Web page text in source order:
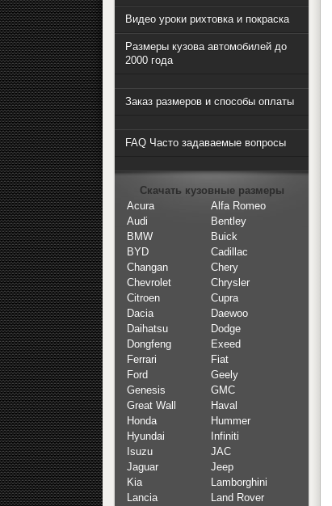
Видео уроки рихтовка и покраска
Размеры кузова автомобилей до
2000 года
Заказ размеров и способы оплаты
FAQ Часто задаваемые вопросы
Скачать кузовные размеры
Acura
Alfa Romeo
Audi
Bentley
BMW
Buick
BYD
Cadillac
Changan
Chery
Chevrolet
Chrysler
Citroen
Cupra
Dacia
Daewoo
Daihatsu
Dodge
Dongfeng
Exeed
Ferrari
Fiat
Ford
Geely
Genesis
GMC
Great Wall
Haval
Honda
Hummer
Hyundai
Infiniti
Isuzu
JAC
Jaguar
Jeep
Kia
Lamborghini
Lancia
Land Rover